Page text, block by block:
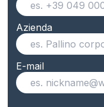
Azienda
E-mail